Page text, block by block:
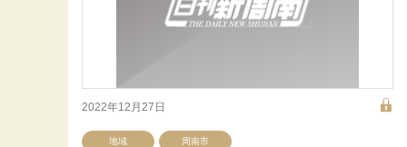
2022年12月27日
地域 周南市